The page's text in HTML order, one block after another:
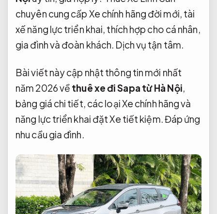
chuyên cung cấp Xe chính hãng đời mới, tài
xế năng lực triển khai, thích hợp cho cá nhân,
gia đình và đoàn khách. Dịch vụ tận tâm.
Bài viết này cập nhật thông tin mới nhất
năm 2026 về thuê xe đi Sapa từ Hà Nội,
bảng giá chi tiết, các loại Xe chính hãng và
năng lực triển khai đặt Xe tiết kiệm.Đáp ứng
nhu cầu gia đình.